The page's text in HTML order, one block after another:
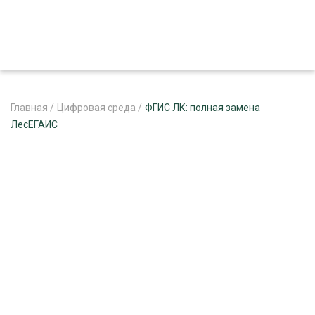
Главная / Цифровая среда / ФГИС ЛК: полная замена
ЛесЕГАИС